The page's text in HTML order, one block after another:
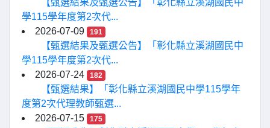
【甄選結果及甄選公告】「彰化縣立溪湖國民中
學115學年度第2次代...
2026-07-09
191
【甄選結果及甄選公告】「彰化縣立溪湖國民中
學115學年度第2次代...
2026-07-24
182
【甄選結果】「彰化縣立溪湖國民中學115學年
度第2次代理教師甄選...
2026-07-15
175